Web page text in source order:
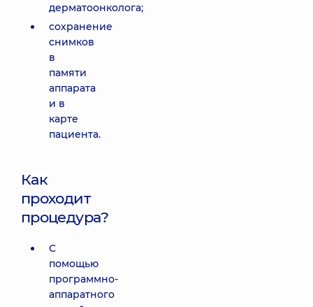
дерматоонколога;
сохранение
снимков
в
памяти
аппарата
и в
карте
пациента.
Как
проходит
процедура?
С
помощью
программно-
аппаратного